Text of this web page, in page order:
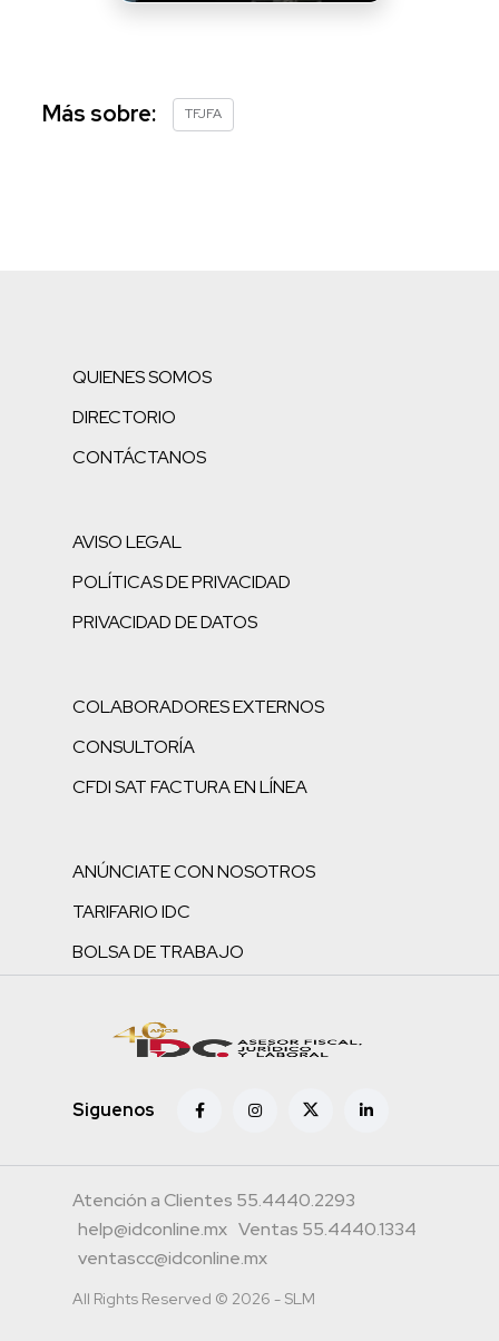
Más sobre: TFJFA
QUIENES SOMOS
DIRECTORIO
CONTÁCTANOS
AVISO LEGAL
POLÍTICAS DE PRIVACIDAD
PRIVACIDAD DE DATOS
COLABORADORES EXTERNOS
CONSULTORÍA
CFDI SAT FACTURA EN LÍNEA
ANÚNCIATE CON NOSOTROS
TARIFARIO IDC
BOLSA DE TRABAJO
Siguenos
Atención a Clientes 55.4440.2293
help@idconline.mx Ventas 55.4440.1334
ventascc@idconline.mx
All Rights Reserved © 2026 - SLM